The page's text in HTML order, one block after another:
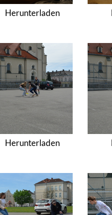
Herunterladen
Herunterladen